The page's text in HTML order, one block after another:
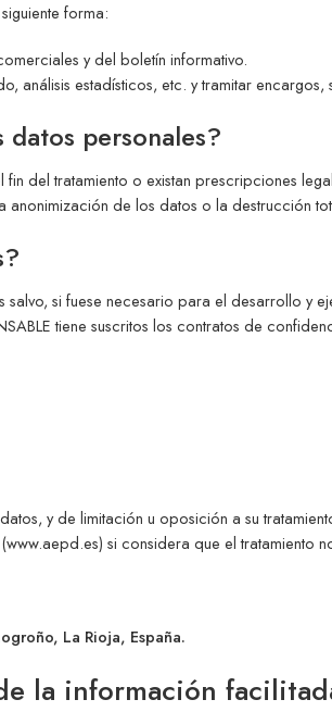
forma:
y del boletín informativo.
análisis estadísticos, etc. y tramitar
personales?
del tratamiento o existan prescripciones
de los datos o la destrucción
si fuese necesario para el desarrollo y
tiene suscritos los contratos de
y de limitación u oposición a su
si considera que el tratamiento
La Rioja, España.
la información